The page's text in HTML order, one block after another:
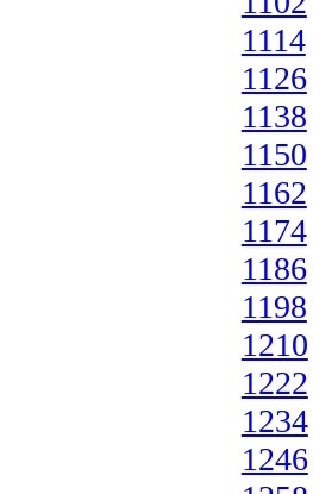
1114
1126
1138
1150
1162
1174
1186
1198
1210
1222
1234
1246